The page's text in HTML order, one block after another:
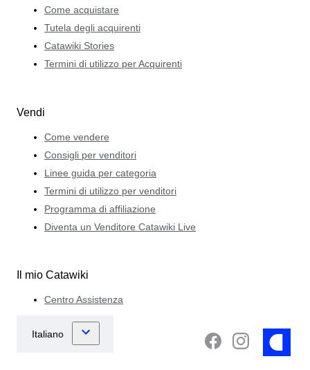
Come acquistare
Tutela degli acquirenti
Catawiki Stories
Termini di utilizzo per Acquirenti
Vendi
Come vendere
Consigli per venditori
Linee guida per categoria
Termini di utilizzo per venditori
Programma di affiliazione
Diventa un Venditore Catawiki Live
Il mio Catawiki
Centro Assistenza